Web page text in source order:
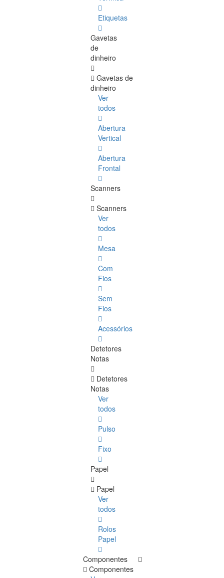
Etiquetas
Gavetas
de
dinheiro
Gavetas de
dinheiro
Ver
todos
Abertura
Vertical
Abertura
Frontal
Scanners
Scanners
Ver
todos
Mesa
Com
Fios
Sem
Fios
Acessórios
Detetores
Notas
Detetores
Notas
Ver
todos
Pulso
Fixo
Papel
Papel
Ver
todos
Rolos
Papel
Componentes
Componentes